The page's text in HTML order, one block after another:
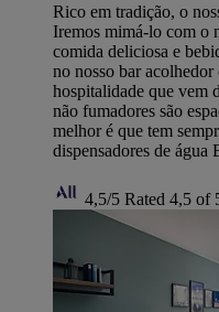
Rico em tradição, o
Iremos mimá-lo com o
comida deliciosa e
no nosso bar
hospitalidade que vem
não fumadores são
melhor é que tem
dispensadores de
4,5/5 Rated 4,5 of